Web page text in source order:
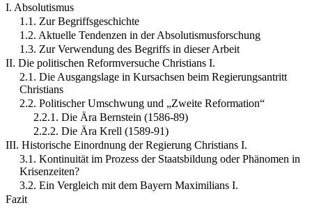
I. Absolutismus
1.1. Zur Begriffsgeschichte
1.2. Aktuelle Tendenzen in der Absolutismusforschung
1.3. Zur Verwendung des Begriffs in dieser Arbeit
II. Die politischen Reformversuche Christians I.
2.1. Die Ausgangslage in Kursachsen beim Regierungsantritt
Christians
2.2. Politischer Umschwung und „Zweite Reformation“
2.2.1. Die Ära Bernstein (1586-89)
2.2.2. Die Ära Krell (1589-91)
III. Historische Einordnung der Regierung Christians I.
3.1. Kontinuität im Prozess der Staatsbildung oder Phänomen in
Krisenzeiten?
3.2. Ein Vergleich mit dem Bayern Maximilians I.
Fazit